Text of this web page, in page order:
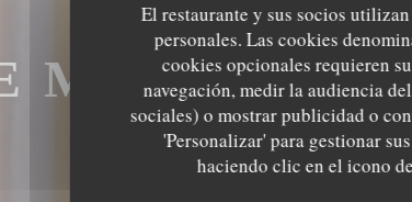
El restaurante y sus socios
personales. Las cookies
cookies opcionales requieren
navegación, medir la audiencia
sociales) o mostrar publicidad o
'Personalizar' para gestionar
haciendo clic en el icono
MECHOUI